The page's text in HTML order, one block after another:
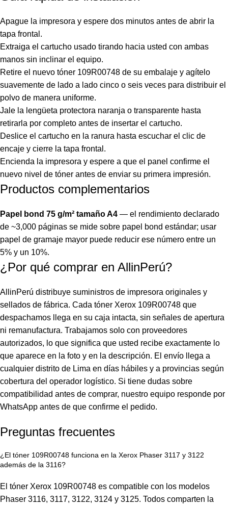
Apague la impresora y espere dos minutos antes de abrir la
tapa frontal.
Extraiga el cartucho usado tirando hacia usted con ambas
manos sin inclinar el equipo.
Retire el nuevo tóner 109R00748 de su embalaje y agítelo
suavemente de lado a lado cinco o seis veces para distribuir el
polvo de manera uniforme.
Jale la lengüeta protectora naranja o transparente hasta
retirarla por completo antes de insertar el cartucho.
Deslice el cartucho en la ranura hasta escuchar el clic de
encaje y cierre la tapa frontal.
Encienda la impresora y espere a que el panel confirme el
nuevo nivel de tóner antes de enviar su primera impresión.
Productos complementarios
Papel bond 75 g/m² tamaño A4 — el rendimiento declarado
de ~3,000 páginas se mide sobre papel bond estándar; usar
papel de gramaje mayor puede reducir ese número entre un
5% y un 10%.
¿Por qué comprar en AllinPerú?
AllinPerú distribuye suministros de impresora originales y
sellados de fábrica. Cada tóner Xerox 109R00748 que
despachamos llega en su caja intacta, sin señales de apertura
ni remanufactura. Trabajamos solo con proveedores
autorizados, lo que significa que usted recibe exactamente lo
que aparece en la foto y en la descripción. El envío llega a
cualquier distrito de Lima en días hábiles y a provincias según
cobertura del operador logístico. Si tiene dudas sobre
compatibilidad antes de comprar, nuestro equipo responde por
WhatsApp antes de que confirme el pedido.
Preguntas frecuentes
¿El tóner 109R00748 funciona en la Xerox Phaser 3117 y 3122
además de la 3116?
El tóner Xerox 109R00748 es compatible con los modelos
Phaser 3116, 3117, 3122, 3124 y 3125. Todos comparten la